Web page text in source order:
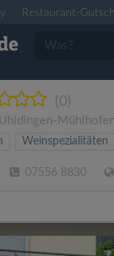
Restaurant-
(0)
Uhldingen-Mühlhofen
Weinspezialitäten
07556 8830